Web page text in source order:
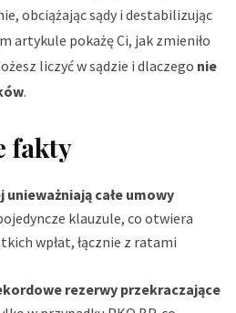
obciążając sądy i destabilizując
artykule pokażę Ci, jak zmieniło
liczyć w sądzie i dlaczego nie
.
fakty
unieważniają całe umowy
klauzule, co otwiera
wpłat, łącznie z ratami
rezerwy przekraczające